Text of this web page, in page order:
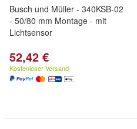
Busch und Müller - 340KSB-02
- 50/80 mm Montage - mit
Lichtsensor
52,42 €
Kostenloser Versand